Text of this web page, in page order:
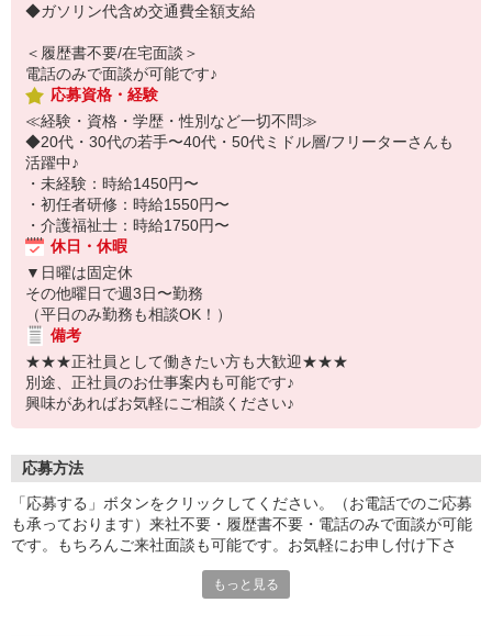
◆ガソリン代含め交通費全額支給
＜履歴書不要/在宅面談＞
電話のみで面談が可能です♪
応募資格・経験
≪経験・資格・学歴・性別など一切不問≫
◆20代・30代の若手〜40代・50代ミドル層/フリーターさんも
活躍中♪
・未経験：時給1450円〜
・初任者研修：時給1550円〜
・介護福祉士：時給1750円〜
休日・休暇
▼日曜は固定休
その他曜日で週3日〜勤務
（平日のみ勤務も相談OK！）
備考
★★★正社員として働きたい方も大歓迎★★★
別途、正社員のお仕事案内も可能です♪
興味があればお気軽にご相談ください♪
応募方法
「応募する」ボタンをクリックしてください。（お電話でのご応募
も承っております）来社不要・履歴書不要・電話のみで面談が可能
です。もちろんご来社面談も可能です。お気軽にお申し付け下さ
もっと見る